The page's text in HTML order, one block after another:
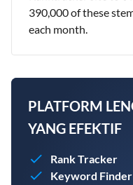
390,000 of these
each month.
PLATFORM
YANG EFEKTIF
Rank Tracker
Keyword Finder